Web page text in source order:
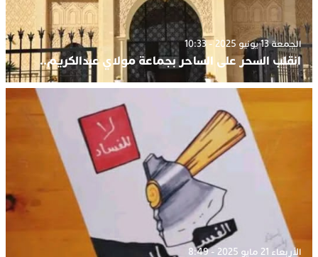
الجمعة 13 يونيو 2025 - 10:33
انقلب السحر على الساحر بجماعة مولاي عبدالكريم..
الأربعاء 21 مايو 2025 - 8:49